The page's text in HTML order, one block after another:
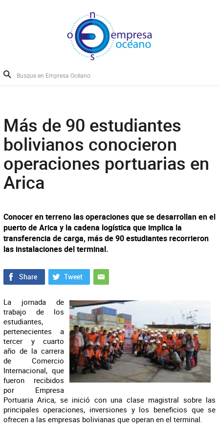
Más de 90 estudiantes
bolivianos conocieron
operaciones portuarias en
Arica
Conocer en terreno las operaciones que se desarrollan en el
puerto de Arica y la cadena logística que implica la
transferencia de carga, más de 90 estudiantes recorrieron
las instalaciones del terminal.
La jornada de
trabajo de los
estudiantes,
pertenecientes a
tercer y cuarto
año de la carrera
de Comercio
Internacional, que
fueron recibidos
por Empresa
Portuaria Arica, se inició con una clase magistral sobre las
principales operaciones, inversiones y los beneficios que se
ofrecen a las empresas bolivianas que operan en el terminal.